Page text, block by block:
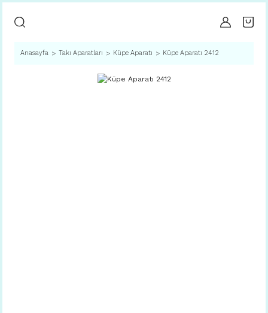
Anasayfa Takı Aparatları Küpe Aparatı Küpe Aparatı 2412